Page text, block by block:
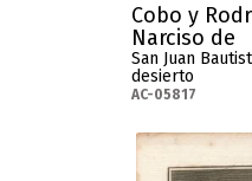
Cobo y
Narciso de
San Juan
desierto
AC-05817